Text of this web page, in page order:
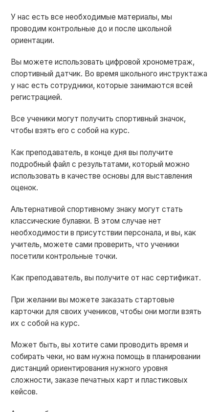
У нас есть все необходимые материалы, мы
проводим контрольные до и после школьной
ориентации.
Вы можете использовать цифровой хронометраж,
спортивный датчик. Во время школьного инструктажа
у нас есть сотрудники, которые занимаются всей
регистрацией.
Все ученики могут получить спортивный значок,
чтобы взять его с собой на курс.
Как преподаватель, в конце дня вы получите
подробный файл с результатами, который можно
использовать в качестве основы для выставления
оценок.
Альтернативой спортивному знаку могут стать
классические булавки. В этом случае нет
необходимости в присутствии персонала, и вы, как
учитель, можете сами проверить, что ученики
посетили контрольные точки.
Как преподаватель, вы получите от нас сертификат.
При желании вы можете заказать стартовые
карточки для своих учеников, чтобы они могли взять
их с собой на курс.
Может быть, вы хотите сами проводить время и
собирать чеки, но вам нужна помощь в планировании
дистанций ориентирования нужного уровня
сложности, заказе печатных карт и пластиковых
кейсов.